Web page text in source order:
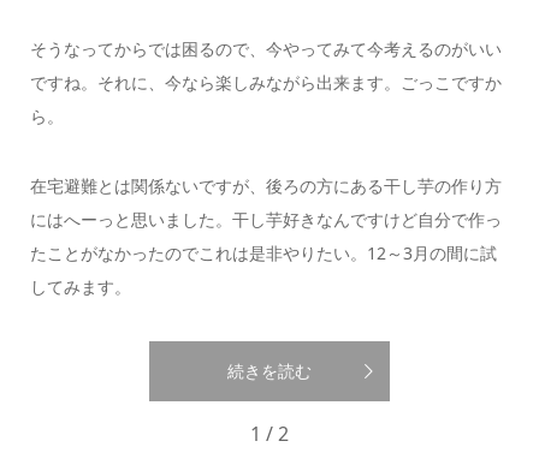
そうなってからでは困るので、今やってみて今考えるのがいい
ですね。それに、今なら楽しみながら出来ます。ごっこですか
ら。
在宅避難とは関係ないですが、後ろの方にある干し芋の作り方
にはへーっと思いました。干し芋好きなんですけど自分で作っ
たことがなかったのでこれは是非やりたい。12～3月の間に試
してみます。
続きを読む
1 / 2